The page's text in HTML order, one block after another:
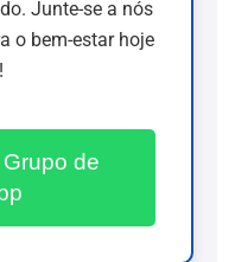
Junte-se a nós
o bem-estar hoje
de